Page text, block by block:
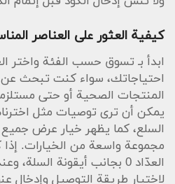
الصفحات قد يظهر دعنا نتعرف
تفاصيلك لتسجيل الدخول إلى
تجربة الشراء. إذا كان لديك
تبدأ، تظهر عبارة ليس لديك
جديداً بسهولة. تأكد من أن
قد ترى خيار English للتبديل بين اللغات.
عند الدفع راجع محتويات السلة
من فئات متعددة مثل الأطعمة
الصحية، الجاهز للأكل أو حتى
الكوبون قبل الدفع لتطبيق
بعض السلع قد تكون مستثناة
كيفية العثور على العناصر
ابدأ بـ تسوق حسب الفئة واختر
احتياجاتك، سواء كنت تبحث عن
المنتجات الصحية أو حتى
يمكن أن ترى توصيات مثل
السلع، كما يظهر خيار عرض
مجموعة واسعة من الخيارات.
العدّاد 0 بجانب أيقونة
لاختيار طريقة التوصيل وإدخال